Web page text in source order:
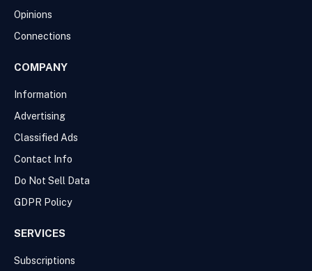
Opinions
Connections
COMPANY
Information
Advertising
Classified Ads
Contact Info
Do Not Sell Data
GDPR Policy
SERVICES
Subscriptions